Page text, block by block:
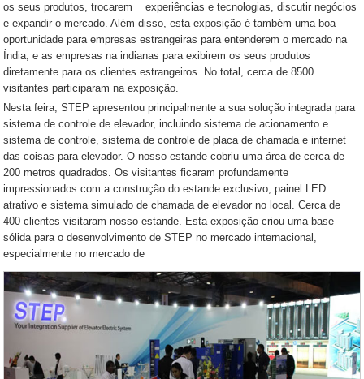
os seus produtos, trocarem experiências e tecnologias, discutir negócios
e expandir o mercado. Além disso, esta exposição é também uma boa
oportunidade para empresas estrangeiras para entenderem o mercado na
Índia, e as empresas na indianas para exibirem os seus produtos
diretamente para os clientes estrangeiros. No total, cerca de 8500
visitantes participaram na exposição.
Nesta feira, STEP apresentou principalmente a sua solução integrada para
sistema de controle de elevador, incluindo sistema de acionamento e
sistema de controle, sistema de controle de placa de chamada e internet
das coisas para elevador. O nosso estande cobriu uma área de cerca de
200 metros quadrados. Os visitantes ficaram profundamente
impressionados com a construção do estande exclusivo, painel LED
atrativo e sistema simulado de chamada de elevador no local. Cerca de
400 clientes visitaram nosso estande. Esta exposição criou uma base
sólida para o desenvolvimento de STEP no mercado internacional,
especialmente no mercado de